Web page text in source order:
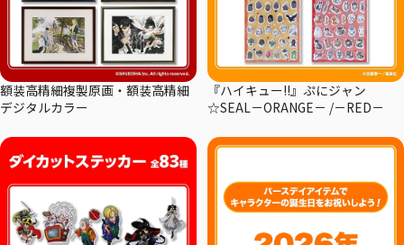
額装高精細複製原画・額装高精細
デジタルカラー
『ハイキュー!!』ぷにジャン
☆SEAL－ORANGE－ /－RED－